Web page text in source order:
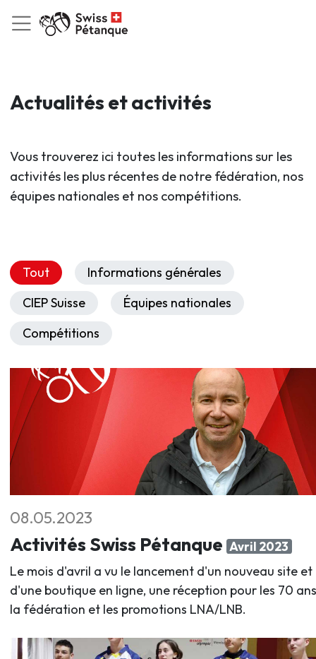
Actualités et activités
Vous trouverez ici toutes les informations sur les
activités les plus récentes de notre fédération, nos
équipes nationales et nos compétitions.
Tout
Informations générales
CIEP Suisse
Équipes nationales
Compétitions
08.05.2023
Activités Swiss Pétanque Avril 2023
Le mois d'avril a vu le lancement d'un nouveau site et
d'une boutique en ligne, une réception pour les 70
la fédération et les promotions LNA/LNB.